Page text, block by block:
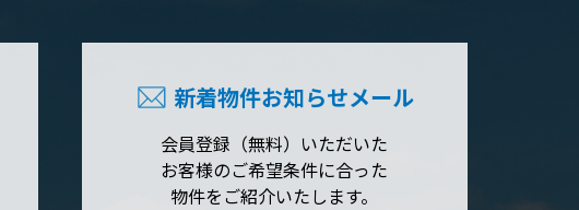
新着物件お知らせメール
会員登録（無料）いただいた
お客様のご希望条件に合った
物件をご紹介いたします。